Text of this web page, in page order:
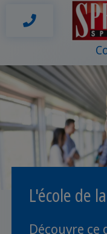
L'école de
Découvre ce